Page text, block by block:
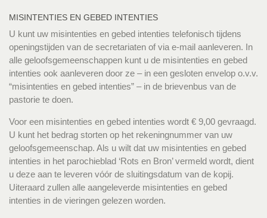
MISINTENTIES EN GEBED INTENTIES
U kunt uw misintenties en gebed intenties telefonisch tijdens
openingstijden van de secretariaten of via e-mail aanleveren. In
alle geloofsgemeenschappen kunt u de misintenties en gebed
intenties ook aanleveren door ze – in een gesloten envelop o.v.v.
“misintenties en gebed intenties” – in de brievenbus van de
pastorie te doen.
Voor een misintenties en gebed intenties wordt € 9,00 gevraagd.
U kunt het bedrag storten op het rekeningnummer van uw
geloofsgemeenschap. Als u wilt dat uw misintenties en gebed
intenties in het parochieblad ‘Rots en Bron’ vermeld wordt, dient
u deze aan te leveren vóór de sluitingsdatum van de kopij.
Uiteraard zullen alle aangeleverde misintenties en gebed
intenties in de vieringen gelezen worden.